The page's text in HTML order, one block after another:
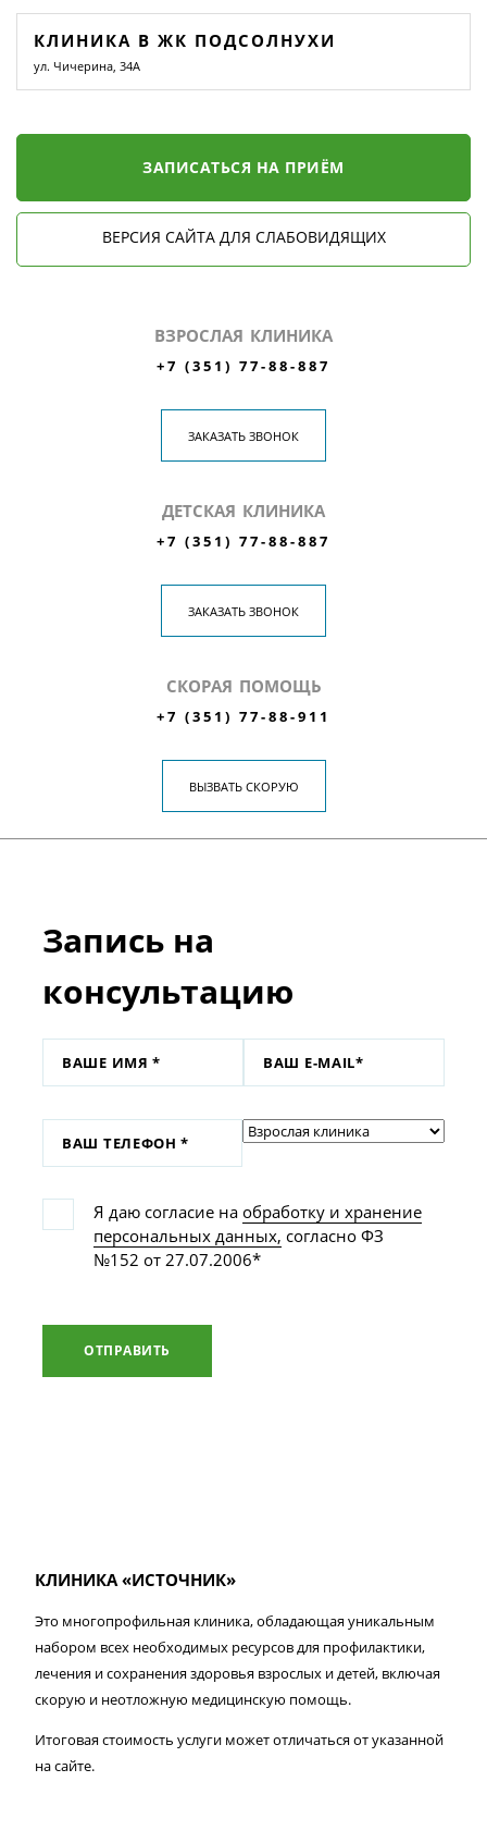
КЛИНИКА В ЖК ПОДСОЛНУХИ
ул. Чичерина, 34А
ЗАПИСАТЬСЯ НА ПРИЁМ
ВЕРСИЯ САЙТА ДЛЯ СЛАБОВИДЯЩИХ
ВЗРОСЛАЯ КЛИНИКА
+7 (351) 77-88-887
ЗАКАЗАТЬ ЗВОНОК
ДЕТСКАЯ КЛИНИКА
+7 (351) 77-88-887
ЗАКАЗАТЬ ЗВОНОК
СКОРАЯ ПОМОЩЬ
+7 (351) 77-88-911
ВЫЗВАТЬ СКОРУЮ
Запись на
консультацию
Я даю согласие на обработку и хранение
персональных данных, согласно ФЗ
№152 от 27.07.2006*
ОТПРАВИТЬ
КЛИНИКА «ИСТОЧНИК»
Это многопрофильная клиника, обладающая уникальным
набором всех необходимых ресурсов для профилактики,
лечения и сохранения здоровья взрослых и детей, включая
скорую и неотложную медицинскую помощь.
Итоговая стоимость услуги может отличаться от указанной
на сайте.